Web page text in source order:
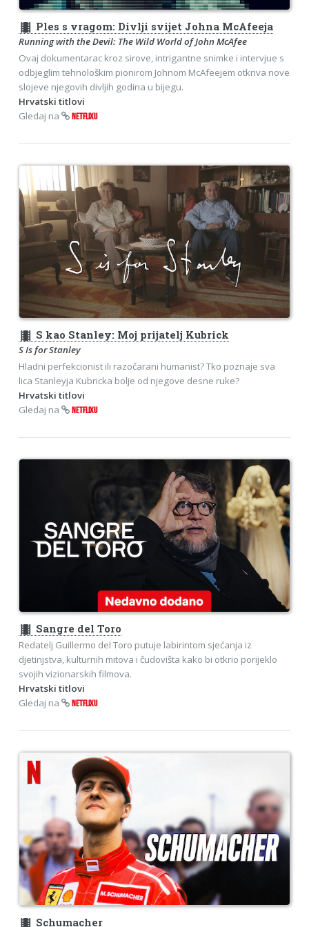
theaters Ples s vragom: Divlji svijet Johna McAfeeja
Running with the Devil: The Wild World of John McAfee
Ovaj dokumentarac kroz sirove, intrigantne snimke i intervjue s
odbjeglim tehnološkim pionirom Johnom McAfeejem otkriva nove
slojeve njegovih divljih godina u bijegu.
Hrvatski titlovi
Gledaj na
NETFLIXU
theaters S kao Stanley: Moj prijatelj Kubrick
S Is for Stanley
Hladni perfekcionist ili razočarani humanist? Tko poznaje sva
lica Stanleyja Kubricka bolje od njegove desne ruke?
Hrvatski titlovi
Gledaj na
NETFLIXU
theaters Sangre del Toro
Redatelj Guillermo del Toro putuje labirintom sjećanja iz
djetinjstva, kulturnih mitova i čudovišta kako bi otkrio porijeklo
svojih vizionarskih filmova.
Hrvatski titlovi
Gledaj na
NETFLIXU
theaters Schumacher